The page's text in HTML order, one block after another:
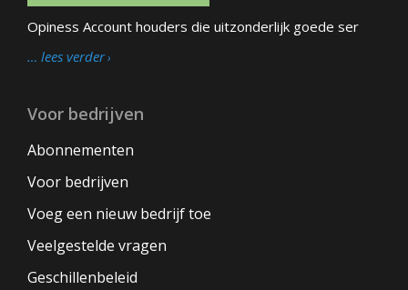
Opiness Account houders die uitzonderlijk goede ser
… lees verder
Voor bedrijven
Abonnementen
Voor bedrijven
Voeg een nieuw bedrijf toe
Veelgestelde vragen
Geschillenbeleid